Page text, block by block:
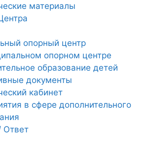
материалы
опорный центр
опорном центре
образование детей
документы
кабинет
в сфере дополнительного
Ответ